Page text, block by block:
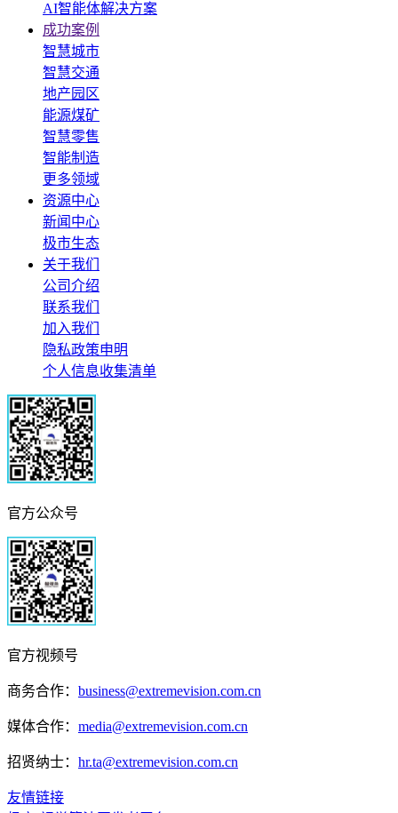
AI智能体解决方案
成功案例
智慧城市
智慧交通
地产园区
能源煤矿
智慧零售
智能制造
更多领域
资源中心
新闻中心
极市生态
关于我们
公司介绍
联系我们
加入我们
隐私政策申明
个人信息收集清单
官方公众号
官方视频号
商务合作： business@extremevision.com.cn
媒体合作： media@extremevision.com.cn
招贤纳士： hr.ta@extremevision.com.cn
友情链接